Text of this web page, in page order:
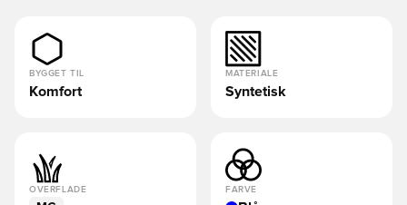
BYGGET TIL
Komfort
MATERIALE
Syntetisk
OVERFLADE FARVE